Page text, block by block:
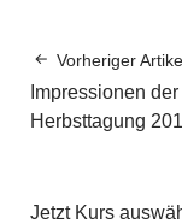
Vorheriger
Impressionen der
Herbsttagung
Jetzt Kurs